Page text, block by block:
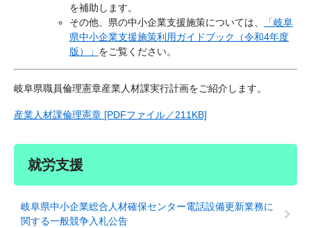
を補助します。
その他、県の中小企業支援施策については、
「岐阜
県中小企業支援施策利用ガイドブック（令和4年度
版）」 をご覧ください。
岐阜県職員倫理憲章産業人材課実行計画をご紹介します。
産業人材課倫理憲章 [PDFファイル／211KB]
就労支援
岐阜県中小企業総合人材確保センター電話設備更新業務に
関する一般競争入札公告